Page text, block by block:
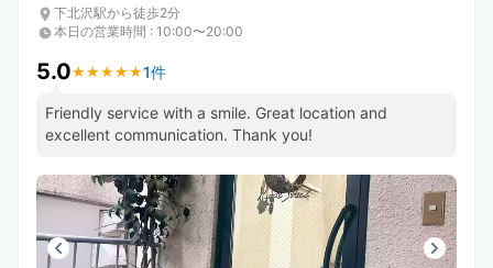
下北沢駅から徒歩2分
本日の営業時間 : 10:00〜20:00
5.0★ ★ ★ ★ ★
★ ★ ★ ★ ★1件
Friendly service with a smile. Great location and
excellent communication. Thank you!